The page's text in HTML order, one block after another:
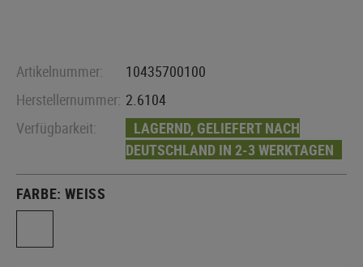
Artikelnummer:
10435700100
Herstellernummer: 2.6104
Verfügbarkeit:
LAGERND, GELIEFERT NACH
DEUTSCHLAND IN 2-3 WERKTAGEN
FARBE:WEISS